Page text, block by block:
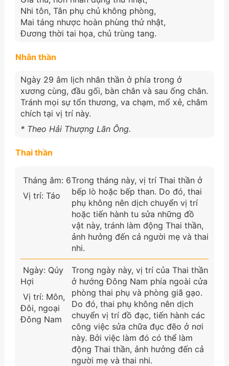
Nhi tôn, Tân phụ chủ không phòng,
Mai táng nhược hoàn phùng thử nhật,
Đương thời tai họa, chủ trùng tang.
Nhân thần
Ngày 29 âm lịch nhân thần ở phía trong ở
xương cùng, đầu gối, bàn chân và sau ống chân.
Tránh mọi sự tổn thương, va chạm, mổ xẻ, châm
chích tại vị trí này.
* Theo Hải Thượng Lãn Ông.
Thai thần
Tháng âm: 6
Vị trí: Táo
Trong tháng này, vị trí Thai thần ở
bếp lò hoặc bếp than. Do đó, thai
phụ không nên dịch chuyển vị trí
hoặc tiến hành tu sửa những đồ
vật này, tránh làm động Thai thần,
ảnh hưởng đến cả người mẹ và thai
nhi.
Ngày: Qúy
Hợi
Vị trí: Môn,
Đôi, ngoại
Đông Nam
Trong ngày này, vị trí của Thai thần
ở hướng Đông Nam phía ngoài cửa
phòng thai phụ và phòng giã gạo.
Do đó, thai phụ không nên dịch
chuyển vị trí đồ đạc, tiến hành các
công việc sửa chữa đục đẽo ở nơi
này. Bởi việc làm đó có thể làm
động Thai thần, ảnh hưởng đến cả
người mẹ và thai nhi.